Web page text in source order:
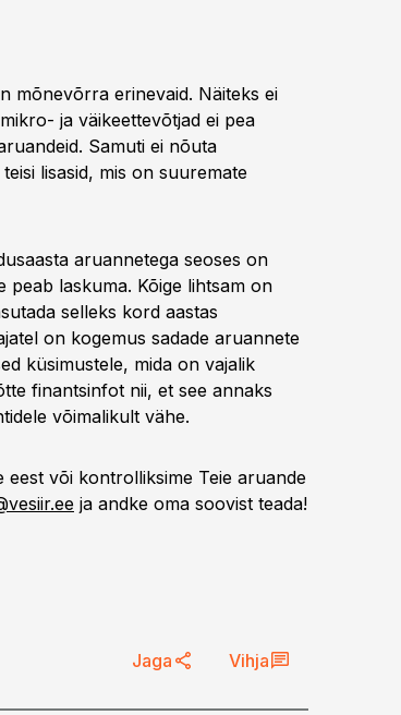
mõnevõrra erinevaid. Näiteks ei
ja väikeettevõtjad ei pea
Samuti ei nõuta
lisasid, mis on suuremate
aruannetega seoses on
peab laskuma. Kõige lihtsam on
selleks kord aastas
on kogemus sadade aruannete
küsimustele, mida on vajalik
finantsinfot nii, et see annaks
võimalikult vähe.
eest või kontrolliksime Teie aruande
ja andke oma soovist teada!
Jaga Vihja